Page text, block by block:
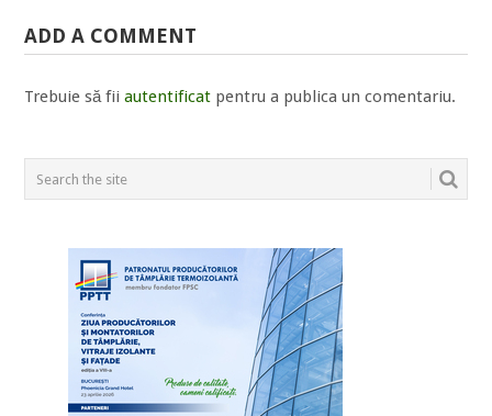
ADD A COMMENT
Trebuie să fiiautentificat pentru a publica un comentariu.